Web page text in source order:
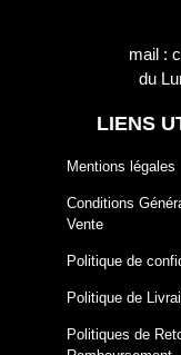
mail :
du
LIENS
Mentions légales
Conditions
Vente
Politique de
Politique de
Politiques de